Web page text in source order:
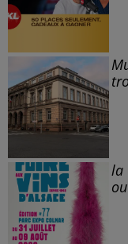
la